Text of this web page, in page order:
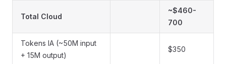
Total Cloud
~$460-
700
Tokens IA (~50M input
+ 15M output)
$350